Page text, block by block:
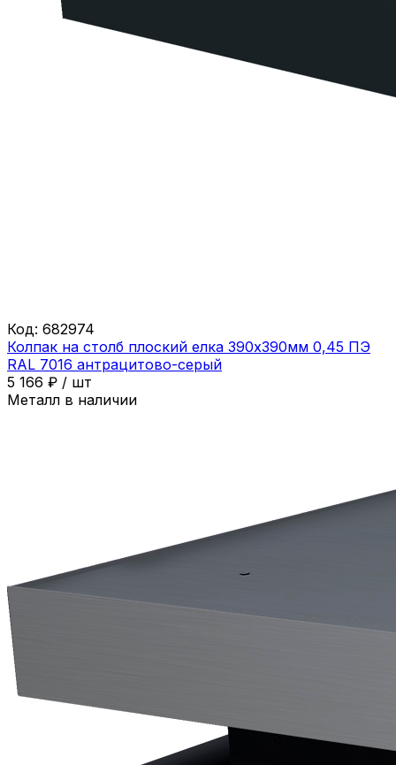
Код: 682974
Колпак на столб плоский елка 390х390мм 0,45 ПЭ
RAL 7016 антрацитово-серый
5 166 ₽ / шт
Металл в наличии